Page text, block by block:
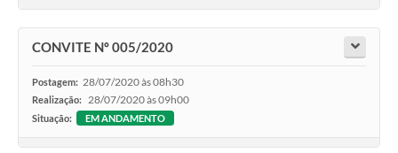
CONVITE Nº 005/2020
Postagem: 28/07/2020 às 08h30
Realização: 28/07/2020 às 09h00
Situação: EM ANDAMENTO